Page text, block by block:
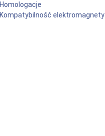
Homologacje
Kompatybilność